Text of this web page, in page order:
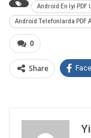
Android En İyi PDF
Android Telefonlarda PDF
0
Share